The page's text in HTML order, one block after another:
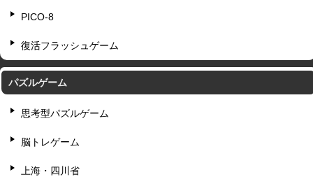
PICO-8
復活フラッシュゲーム
パズルゲーム
思考型パズルゲーム
脳トレゲーム
上海・四川省